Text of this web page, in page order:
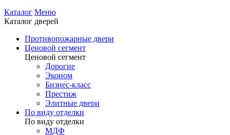
Каталог Меню
Каталог дверей
Противопожарные двери
Ценовой сегмент
Ценовой сегмент
Дорогие
Эконом
Бизнес-класс
Престиж
Элитные двери
По виду отделки
По виду отделки
МДФ